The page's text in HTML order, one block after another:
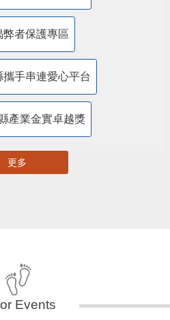
弊者保護專區
攜手串連愛心平台
產業金實卓越獎
更多